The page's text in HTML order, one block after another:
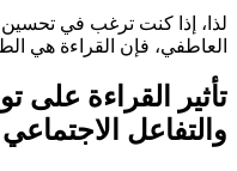
لذا، إذا كنت ترغب في تحسين
العاطفي، فإن القراءة هي
تأثير القراءة على
والتفاعل الاجتماعي